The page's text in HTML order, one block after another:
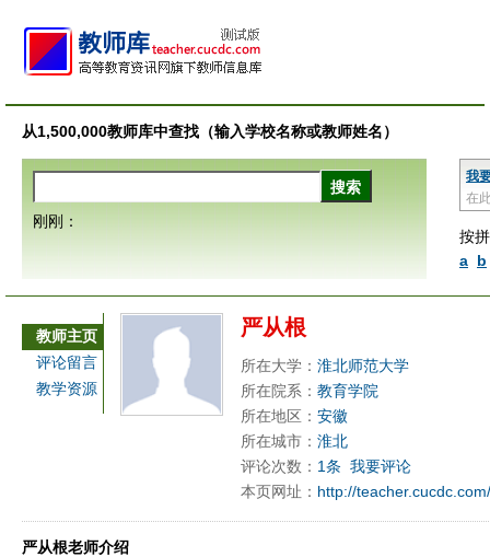
从1,500,000教师库中查找（输入学校名称或教师姓名）
我
在
按
a b
刚刚：
教师主页
评论留言
教学资源
严从根
所在大学： 淮北师范大学
所在院系： 教育学院
所在地区： 安徽
所在城市： 淮北
评论次数： 1条 我要评论
本页网址： http://
严从根老师介绍